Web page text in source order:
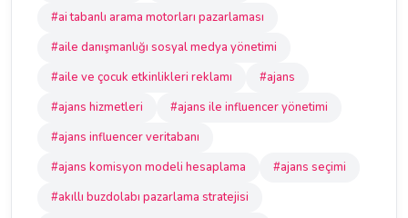
#ai tabanlı arama motorları pazarlaması
#aile danışmanlığı sosyal medya yönetimi
#aile ve çocuk etkinlikleri reklamı
#ajans
#ajans hizmetleri
#ajans ile influencer yönetimi
#ajans influencer veritabanı
#ajans komisyon modeli hesaplama
#ajans seçimi
#akıllı buzdolabı pazarlama stratejisi